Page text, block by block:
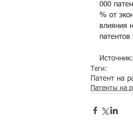
000
% от
влияния
Источник:
Теги:
Патент на
Патенты на